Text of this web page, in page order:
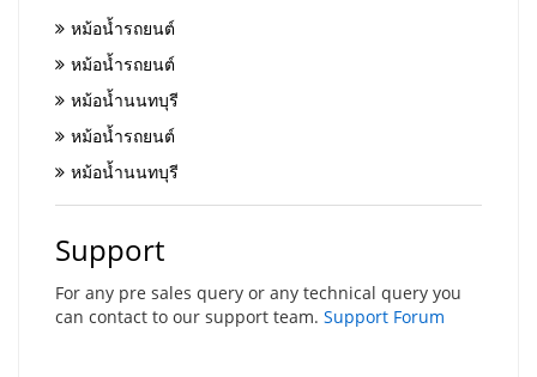
หม้อน้ำรถยนต์
หม้อน้ำรถยนต์
หม้อน้ำนนทบุรี
หม้อน้ำรถยนต์
หม้อน้ำนนทบุรี
Support
For any pre sales query or any technical query you
can contact to our support team. Support Forum